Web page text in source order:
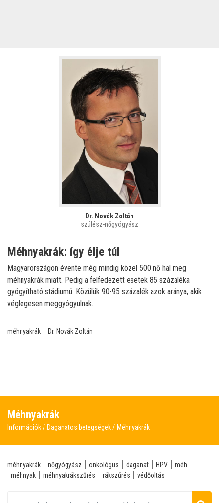
Dr. Novák Zoltán
szülész-nőgyógyász
Méhnyakrák: így élje túl
Magyarországon évente még mindig közel 500 nő hal meg
méhnyakrák miatt. Pedig a felfedezett esetek 85 százaléka
gyógyítható stádiumú. Közülük 90-95 százalék azok aránya, akik
véglegesen meggyógyulnak.
méhnyakrák Dr. Novák Zoltán
Méhnyakrák
Információk Daganatos betegségek Méhnyakrák
méhnyakrák nőgyógyász onkológus daganat HPV
méh
méhnyak
méhnyakrákszűrés rákszűrés védőoltás